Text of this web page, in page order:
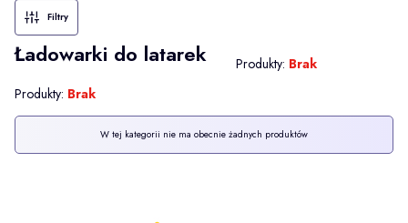
Filtry
Ładowarki do latarek Produkty: Brak
Produkty: Brak
Lista produktówW tej kategorii nie ma obecnie żadnych produktów